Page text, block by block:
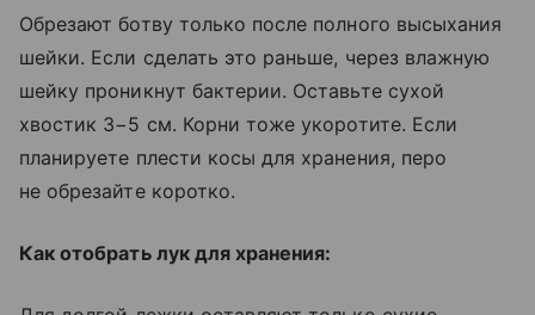
Обрезают ботву только после полного высыхания
шейки. Если сделать это раньше, через влажную
шейку проникнут бактерии. Оставьте сухой
хвостик 3−5 см. Корни тоже укоротите. Если
планируете плести косы для хранения, перо
не обрезайте коротко.
Как отобрать лук для хранения: